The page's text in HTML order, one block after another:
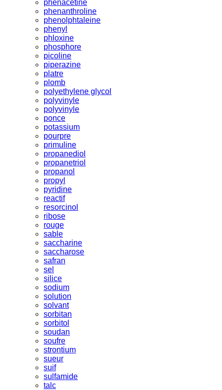
phenacetine
phenanthroline
phenolphtaleine
phenyl
phloxine
phosphore
picoline
piperazine
platre
plomb
polyethylene glycol
polyvinyle
polyvinyle
ponce
potassium
pourpre
primuline
propanediol
propanetriol
propanol
propyl
pyridine
reactif
resorcinol
ribose
rouge
sable
saccharine
saccharose
safran
sel
silice
sodium
solution
solvant
sorbitan
sorbitol
soudan
soufre
strontium
sueur
suif
sulfamide
talc